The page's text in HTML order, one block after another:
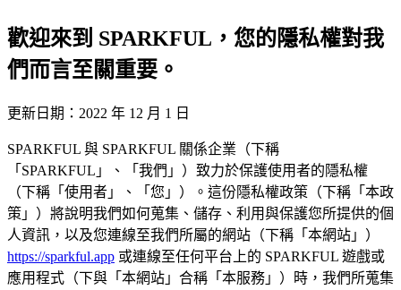
歡迎來到 SPARKFUL，您的隱私權對我
們而言至關重要。
更新日期：2022 年 12 月 1 日
SPARKFUL 與 SPARKFUL 關係企業（下稱
「SPARKFUL」、「我們」）致力於保護使用者的隱私權
（下稱「使用者」、「您」）。這份隱私權政策（下稱「本政
策」）將說明我們如何蒐集、儲存、利用與保護您所提供的個
人資訊，以及您連線至我們所屬的網站（下稱「本網站」）
https://sparkful.app 或連線至任何平台上的 SPARKFUL 遊戲或
應用程式（下與「本網站」合稱「本服務」）時，我們所蒐集